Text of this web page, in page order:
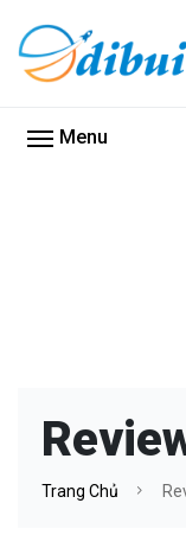
Menu
Trang Chủ